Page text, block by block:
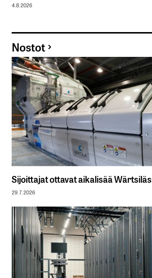
4.8.2026
Nostot
Sijoittajat ottavat aikalisää
29.7.2026